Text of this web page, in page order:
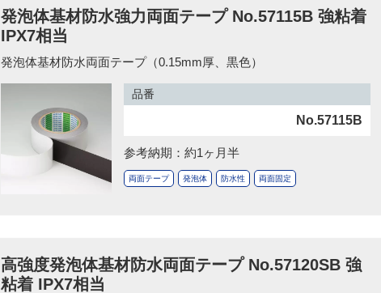
発泡体基材防水強力両面テープ No.57115B 強粘着
IPX7相当
発泡体基材防水両面テープ（0.15mm厚、黒色）
品番
No.57115B
参考納期：約1ヶ月半
両面テープ 発泡体 防水性 両面固定
高強度発泡体基材防水両面テープ No.57120SB 強
粘着 IPX7相当